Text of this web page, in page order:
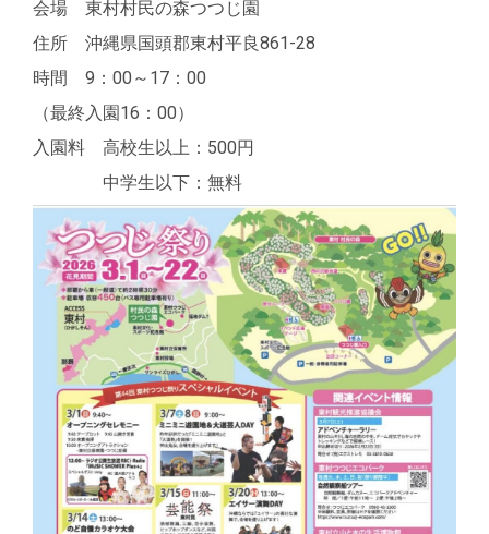
会場 東村村民の森つつじ園
住所 沖縄県国頭郡東村平良861-28
時間 9：00～17：00
（最終入園16：00）
入園料 高校生以上：500円
中学生以下：無料